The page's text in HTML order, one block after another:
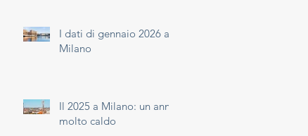
I dati di gennaio 2026 a
Milano
Il 2025 a Milano: un anno
molto caldo